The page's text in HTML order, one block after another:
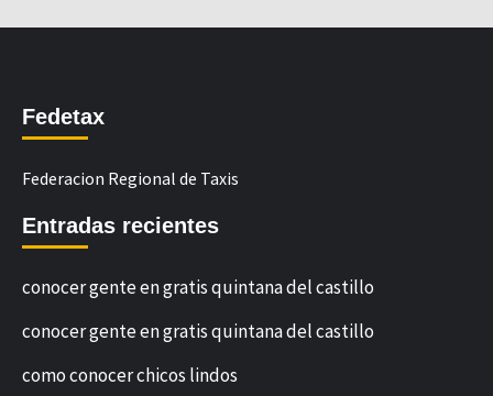
Fedetax
Federacion Regional de Taxis
Entradas recientes
conocer gente en gratis quintana del castillo
conocer gente en gratis quintana del castillo
como conocer chicos lindos